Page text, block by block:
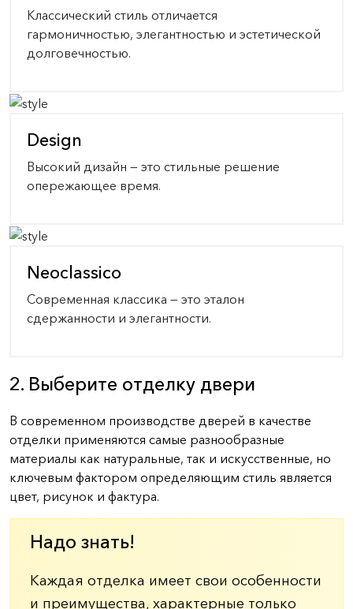
Классический стиль отличается
гармоничностью, элегантностью и эстетической
долговечностью.
Design
Высокий дизайн — это стильные решение
опережающее время.
Neoclassico
Современная классика — это эталон
сдержанности и элегантности.
2. Выберите отделку двери
В современном производстве дверей в качестве
отделки применяются самые разнообразные
материалы как натуральные, так и искусственные, но
ключевым фактором определяющим стиль является
цвет, рисунок и фактура.
Надо знать!
Каждая отделка имеет свои особенности
и преимущества, характерные только